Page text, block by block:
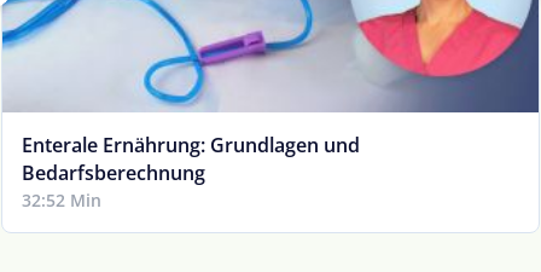
Enterale Ernährung: Grundlagen und
Bedarfsberechnung
32:52 Min